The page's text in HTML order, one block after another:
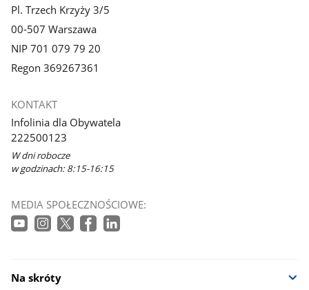
Pl. Trzech Krzyży 3/5
00-507 Warszawa
NIP 701 079 79 20
Regon 369267361
KONTAKT
Infolinia dla Obywatela
222500123
W dni robocze
w godzinach: 8:15-16:15
MEDIA SPOŁECZNOŚCIOWE:
Na skróty